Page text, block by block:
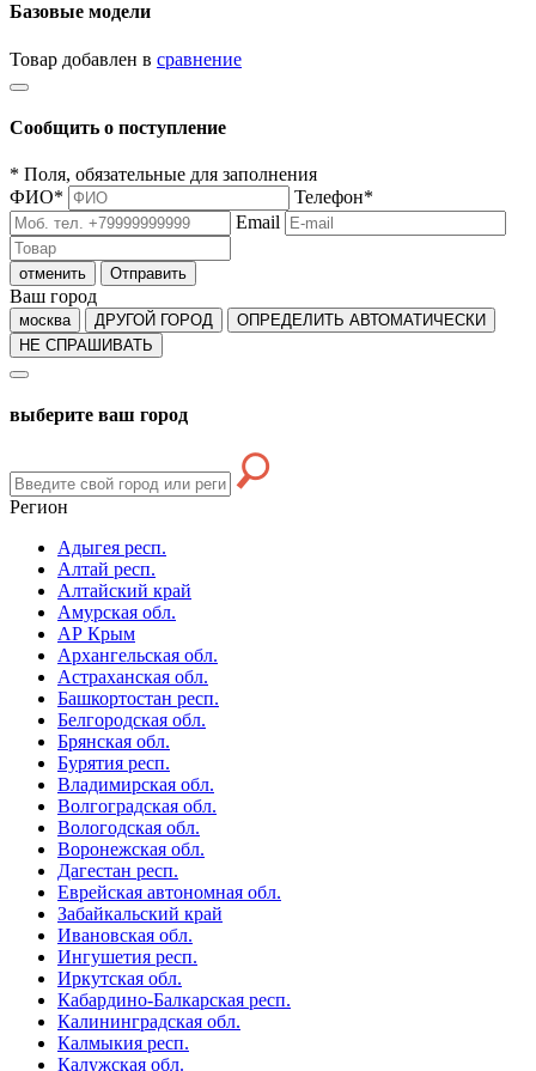
Базовые модели
Товар добавлен в сравнение
Сообщить о поступление
* Поля, обязательные для заполнения
ФИО* Телефон*
Email
отменить Отправить
Ваш город
москва ДРУГОЙ ГОРОД
ОПРЕДЕЛИТЬ АВТОМАТИЧЕСКИ
НЕ СПРАШИВАТЬ
выберите ваш город
Регион
Адыгея респ.
Алтай респ.
Алтайский край
Амурская обл.
АР Крым
Архангельская обл.
Астраханская обл.
Башкортостан респ.
Белгородская обл.
Брянская обл.
Бурятия респ.
Владимирская обл.
Волгоградская обл.
Вологодская обл.
Воронежская обл.
Дагестан респ.
Еврейская автономная обл.
Забайкальский край
Ивановская обл.
Ингушетия респ.
Иркутская обл.
Кабардино-Балкарская респ.
Калининградская обл.
Калмыкия респ.
Калужская обл.